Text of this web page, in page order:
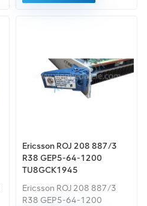
Ericsson ROJ 208 887/3
R38 GEP5-64-1200
TU8GCK1945
Ericsson ROJ 208 887/3
R38 GEP5-64-1200